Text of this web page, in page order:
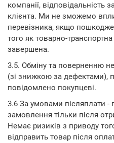
компанії, відповідальність
клієнта. Ми не зможемо
перевізника, якщо
того як товарно-
завершена.
3.5. Обміну та поверненню
(зі знижкою за дефектами),
повідомлено покупцеві.
3.6 За умовами післяплати -
замовлення тільки після
Немає ризиків з приводу
відправить товар після